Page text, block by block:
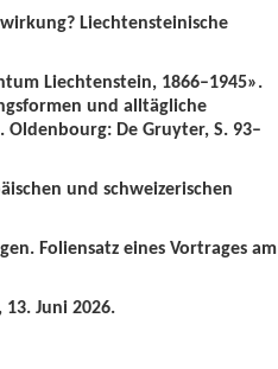
Liechtensteinische
Liechtenstein, 1866–1945».
und alltägliche
De Gruyter, S. 93–
und schweizerischen
Foliensatz eines Vortrages am
Juni 2026.